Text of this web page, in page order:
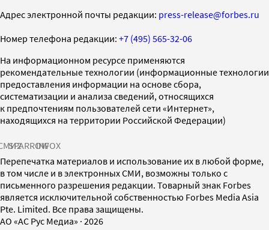
Адрес электронной почты редакции: press-release@forbes.ru
Номер телефона редакции: +7 (495) 565-32-06
На информационном ресурсе применяются
рекомендательные технологии (информационные технологии
предоставления информации на основе сбора,
систематизации и анализа сведений, относящихся
к предпочтениям пользователей сети «Интернет»,
находящихся на территории Российской Федерации)
SPARROWINFOX
Перепечатка материалов и использование их в любой форме,
в том числе и в электронных СМИ, возможны только с
письменного разрешения редакции. Товарный знак Forbes
является исключительной собственностью Forbes Media Asia
Pte. Limited. Все права защищены.
AO «АС Рус Медиа» · 2026